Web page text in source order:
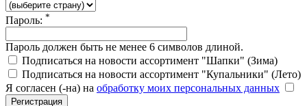
Пароль: *
Пароль должен быть не менее 6 символов длиной.
Подписаться на новости ассортимент "Шапки" (Зима)
Подписаться на новости ассортимент "Купальники" (Лето)
Я согласен (-на) на обработку моих персональных данных